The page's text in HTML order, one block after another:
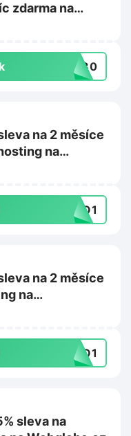
zdarma na
OB30
na 2 měsíce
na
SKO1
na 2 měsíce
na
SKO1
sleva na